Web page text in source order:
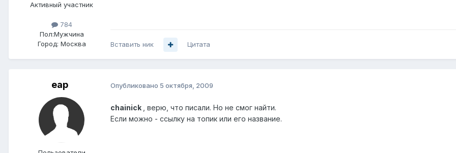
Активный участник
784
Пол:Мужчина
Город: Москва Вставить ник Цитата
eap Опубликовано 5 октября, 2009
chainick
, верю, что писали. Но не смог найти.
Если можно - ссылку на топик или его название.